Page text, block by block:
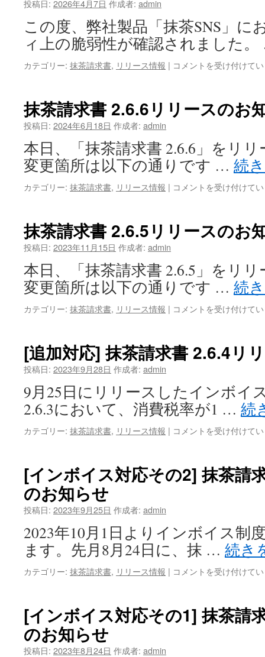
リ
ー
ス
の
お
せ
は
投稿日: 2026年4月7日 作成者: admin
この度、弊社製品「抹茶SNS」に
ィ上の脆弱性が確認されました
カテゴリー: 抹茶請求書, リリース情報 | 抹
1.3.10
リ
ス
の
お
知
ら
コメントを受け付けて
抹茶請求書 2.6.6リリースのお
投稿日: 2024年6月18日 作成者: admin
本日、「抹茶請求書 2.6.6」をリ
変更箇所は以下の通りです … 続
カテゴリー: 抹茶請求書, リリース情報 | 抹
求
書
リ
ー
ス
の
お
せ
は
コメントを受け付けて
抹茶請求書 2.6.5リリースのお
投稿日: 2023年11月15日 作成者: admin
本日、「抹茶請求書 2.6.5」をリ
変更箇所は以下の通りです … 続
カテゴリー: 抹茶請求書, リリース情報 | 抹
求
書
リ
ー
ス
の
お
せ
は
コメントを受け付けて
[追加対応] 抹茶請求書 2.6.4リ
投稿日: 2023年9月28日 作成者: admin
9月25日にリリースしたインボイ
2.6.3において、消費税率が1 … 続
カテゴリー: 抹茶請求書, リリース情報 | [追
抹
2.6.4
リ
ー
お
知
コメントを受け付けて
[インボイス対応その2] 抹茶請
のお知らせ
投稿日: 2023年9月25日 作成者: admin
2023年10月1日よりインボイス制
ます。先月8月24日に、抹 … 続き
カテゴリー: 抹茶請求書, リリース情報 | [イ
ス
コメントを受け付けて
[インボイス対応その1] 抹茶請
のお知らせ
投稿日: 2023年8月24日 作成者: admin